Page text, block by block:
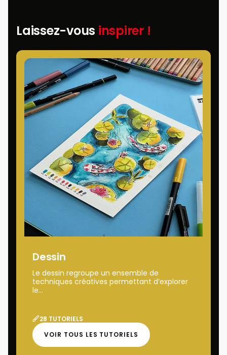
Laissez-vous inspirer !
Dessin
Le dessin regroupe un ensemble de
techniques créatives permettant d’explorer
le...
28 TUTORIELS
VOIR TOUS LES TUTORIELS